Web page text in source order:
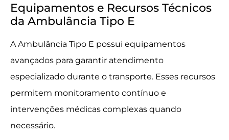
Equipamentos e Recursos Técnicos
da Ambulância Tipo E
A Ambulância Tipo E possui equipamentos
avançados para garantir atendimento
especializado durante o transporte. Esses recursos
permitem monitoramento contínuo e
intervenções médicas complexas quando
necessário.